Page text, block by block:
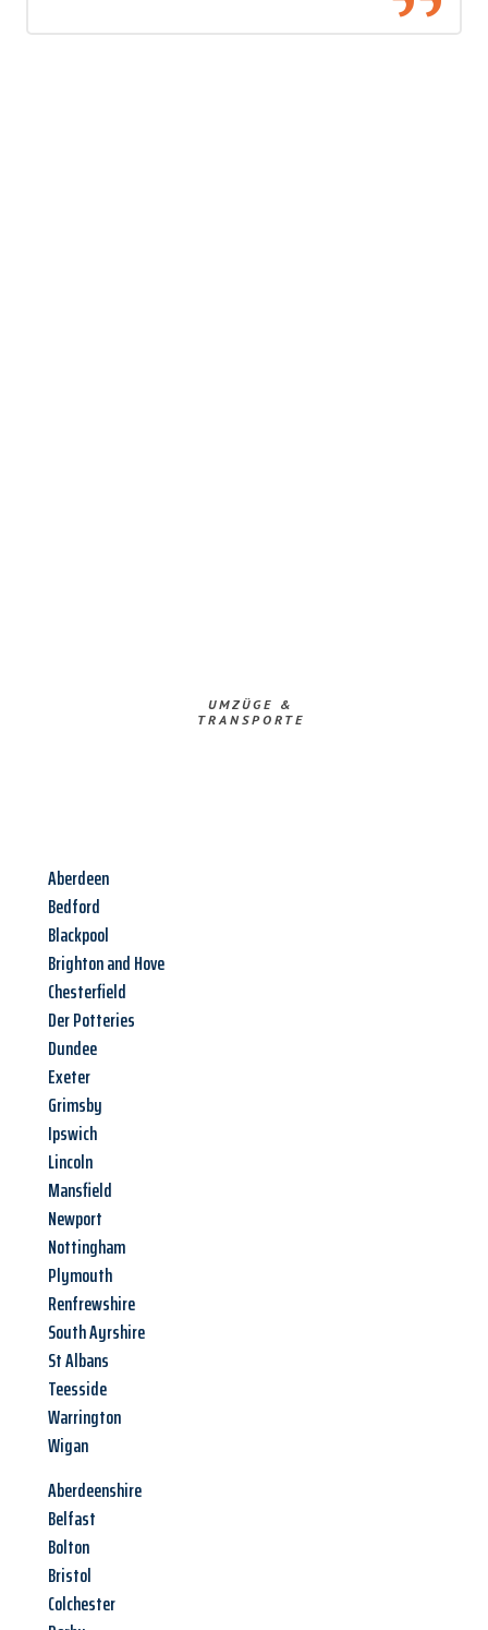
UMZÜGE &
TRANSPORTE
Aberdeen
Bedford
Blackpool
Brighton and Hove
Chesterfield
Der Potteries
Dundee
Exeter
Grimsby
Ipswich
Lincoln
Mansfield
Newport
Nottingham
Plymouth
Renfrewshire
South Ayrshire
St Albans
Teesside
Warrington
Wigan
Aberdeenshire
Belfast
Bolton
Bristol
Colchester